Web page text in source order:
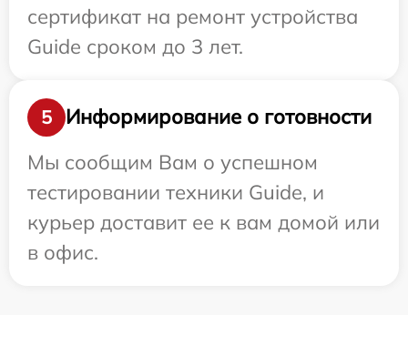
сертификат на ремонт устройства
Guide сроком до 3 лет.
5
Информирование о готовности
Мы сообщим Вам о успешном
тестировании техники Guide, и
курьер доставит ее к вам домой или
в офис.